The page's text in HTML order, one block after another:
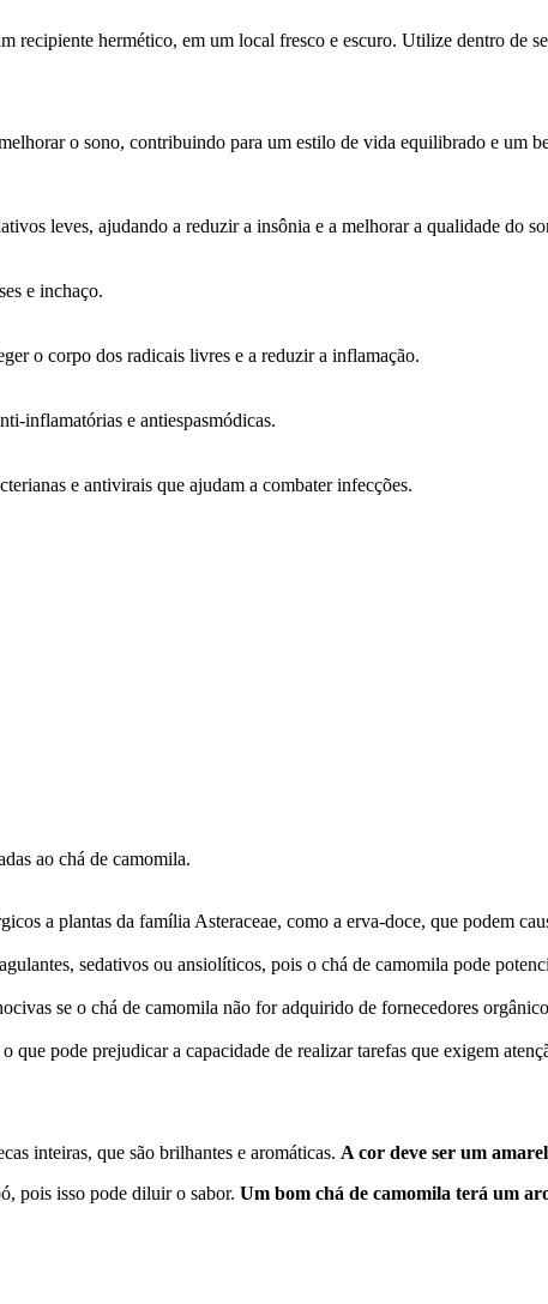
recipiente hermético, em um local fresco e escuro. Utilize dentro de
o sono, contribuindo para um estilo de vida equilibrado e um
leves, ajudando a reduzir a insônia e a melhorar a qualidade do
e inchaço.
o corpo dos radicais livres e a reduzir a inflamação.
inflamatórias e antiespasmódicas.
e antivirais que ajudam a combater infecções.
ao chá de camomila.
a plantas da família Asteraceae, como a erva-doce, que podem
sedativos ou ansiolíticos, pois o chá de camomila pode
se o chá de camomila não for adquirido de fornecedores
que pode prejudicar a capacidade de realizar tarefas que exigem
inteiras, que são brilhantes e aromáticas. A cor deve ser um
pois isso pode diluir o sabor. Um bom chá de camomila terá um